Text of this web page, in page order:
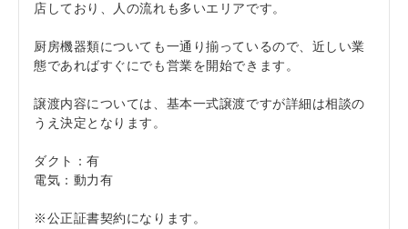
店しており、人の流れも多いエリアです。
厨房機器類についても一通り揃っているので、近しい業
態であればすぐにでも営業を開始できます。
譲渡内容については、基本一式譲渡ですが詳細は相談の
うえ決定となります。
ダクト：有
電気：動力有
※公正証書契約になります。